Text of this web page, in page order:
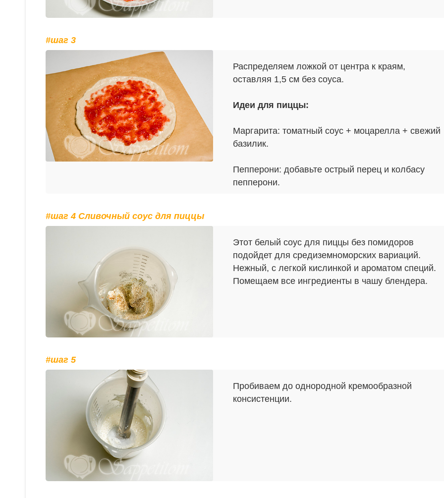
#шаг 3
Распределяем ложкой от центра к краям,
оставляя 1,5 см без соуса.
Идеи для пиццы:
Маргарита: томатный соус + моцарелла + свежий
базилик.
Пепперони: добавьте острый перец и колбасу
пепперони.
#шаг 4 Сливочный соус для пиццы
Этот белый соус для пиццы без помидоров
подойдет для средиземноморских вариаций.
Нежный, с легкой кислинкой и ароматом специй.
Помещаем все ингредиенты в чашу блендера.
#шаг 5
Пробиваем до однородной кремообразной
консистенции.